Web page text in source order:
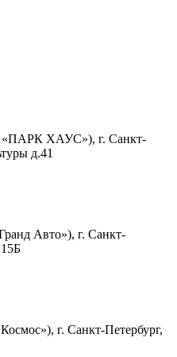
ХАУС»), г. Санкт-
д.41
Авто»), г. Санкт-
г. Санкт-Петербург,